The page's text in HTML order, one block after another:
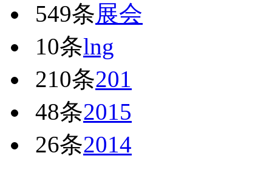
549条展会
10条lng
210条201
48条2015
26条2014